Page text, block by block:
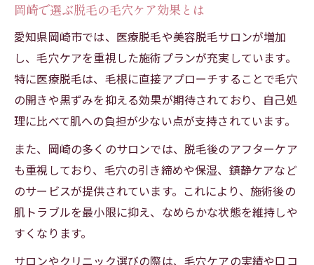
岡崎で選ぶ脱毛の毛穴ケア効果とは
愛知県岡崎市では、医療脱毛や美容脱毛サロンが増加
し、毛穴ケアを重視した施術プランが充実しています。
特に医療脱毛は、毛根に直接アプローチすることで毛穴
の開きや黒ずみを抑える効果が期待されており、自己処
理に比べて肌への負担が少ない点が支持されています。
また、岡崎の多くのサロンでは、脱毛後のアフターケア
も重視しており、毛穴の引き締めや保湿、鎮静ケアなど
のサービスが提供されています。これにより、施術後の
肌トラブルを最小限に抑え、なめらかな状態を維持しや
すくなります。
サロンやクリニック選びの際は、毛穴ケアの実績や口コ